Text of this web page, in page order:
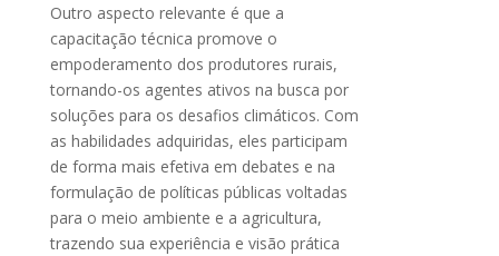
Outro aspecto relevante é que a
capacitação técnica promove o
empoderamento dos produtores rurais,
tornando-os agentes ativos na busca por
soluções para os desafios climáticos. Com
as habilidades adquiridas, eles participam
de forma mais efetiva em debates e na
formulação de políticas públicas voltadas
para o meio ambiente e a agricultura,
trazendo sua experiência e visão prática